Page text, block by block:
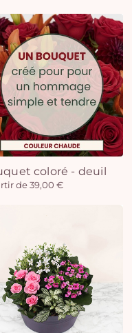
coloré - deuil
de 39,00 €